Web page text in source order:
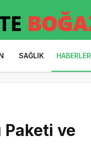
SAĞLIK HABERLER
Paketi ve